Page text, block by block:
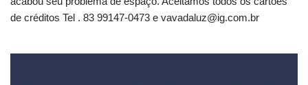
de créditos Tel . 83 99147-0473 e vavadaluz@ig.com.br